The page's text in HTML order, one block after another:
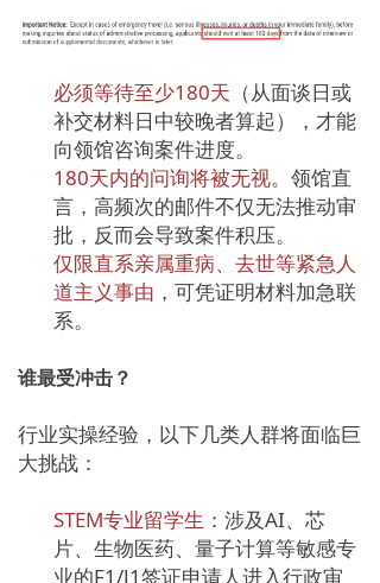
必须等待至少180天 （从面谈日或
补交材料日中较晚者算起），才能
向领馆咨询案件进度。
180天内的问询将被无视。领馆直
言，高频次的邮件不仅无法推动审
批，反而会导致案件积压。
仅限直系亲属重病、去世等紧急人
道主义事由 ，可凭证明材料加急联
系。
谁最受冲击？
行业实操经验，以下几类人群将面临巨
大挑战：
STEM专业留学生 ：涉及AI、芯
片、生物医药、量子计算等敏感专
业的F1/J1签证申请人进入行政审